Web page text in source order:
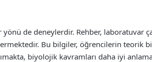
de deneylerdir. Rehber, laboratuvar
Bu bilgiler, öğrencilerin teorik
biyolojik kavramları daha iyi